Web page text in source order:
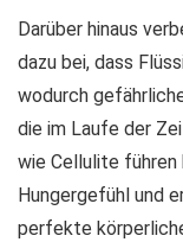
Darüber hinaus
dazu bei, dass
wodurch
die im Laufe der
wie Cellulite führen
Hungergefühl und
perfekte